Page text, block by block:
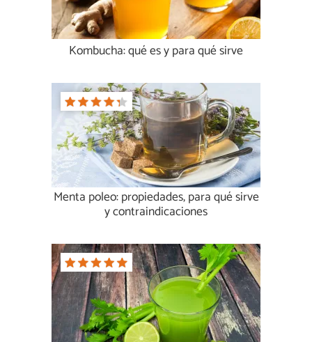
Kombucha: qué es y para qué sirve
Menta poleo: propiedades, para qué sirve
y contraindicaciones